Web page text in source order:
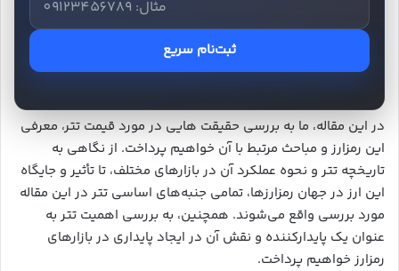
ثبت‌نام سریع
در این مقاله، ما به بررسی حقیقت هایی در مورد قیمت تتر، معرفی
این رمزارز و مباحث مرتبط با آن خواهیم پرداخت. از نگاهی به
تاریخچه تتر و نحوه عملکرد آن در بازارهای مختلف، تا تأثیر و جایگاه
این ارز در جهان رمزارزها، تمامی جنبه‌های اساسی تتر در این مقاله
مورد بررسی واقع می‌شوند. همچنین، به بررسی اهمیت تتر به
عنوان یک پایدارکننده و نقش آن در ایجاد پایداری در بازارهای
رمزارز خواهیم پرداخت.